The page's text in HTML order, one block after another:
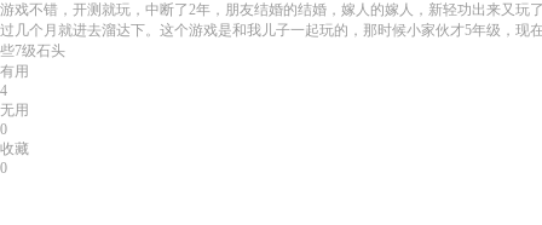
游戏不错，开测就玩，中断了2年，朋友结婚的结婚，嫁人的嫁人，新轻功出来又
过几个月就进去溜达下。这个游戏是和我儿子一起玩的，那时候小家伙才5年级，
些7级石头
有用
4
无用
0
收藏
0